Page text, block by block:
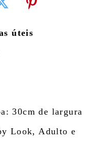
úteis
30cm de largura
Look, Adulto e